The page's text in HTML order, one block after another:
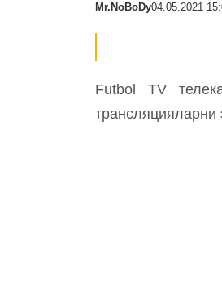
Mr.NoBoDy04.05.2021
Futbol TV